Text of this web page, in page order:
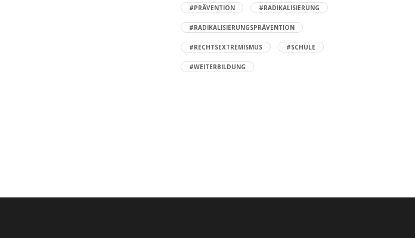
#PRÄVENTION #RADIKALISIERUNG
#RADIKALISIERUNGSPRÄVENTION
#RECHTSEXTREMISMUS #SCHULE
#WEITERBILDUNG